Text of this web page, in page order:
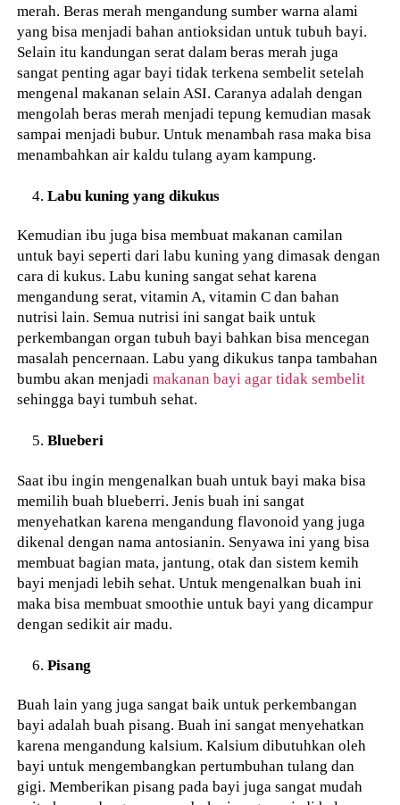
merah. Beras merah mengandung sumber warna alami
yang bisa menjadi bahan antioksidan untuk tubuh bayi.
Selain itu kandungan serat dalam beras merah juga
sangat penting agar bayi tidak terkena sembelit setelah
mengenal makanan selain ASI. Caranya adalah dengan
mengolah beras merah menjadi tepung kemudian masak
sampai menjadi bubur. Untuk menambah rasa maka bisa
menambahkan air kaldu tulang ayam kampung.
Labu kuning yang dikukus
Kemudian ibu juga bisa membuat makanan camilan
untuk bayi seperti dari labu kuning yang dimasak dengan
cara di kukus. Labu kuning sangat sehat karena
mengandung serat, vitamin A, vitamin C dan bahan
nutrisi lain. Semua nutrisi ini sangat baik untuk
perkembangan organ tubuh bayi bahkan bisa mencegan
masalah pencernaan. Labu yang dikukus tanpa tambahan
bumbu akan menjadimakanan bayi agar tidak sembelit
sehingga bayi tumbuh sehat.
Blueberi
Saat ibu ingin mengenalkan buah untuk bayi maka bisa
memilih buah blueberri. Jenis buah ini sangat
menyehatkan karena mengandung flavonoid yang juga
dikenal dengan nama antosianin. Senyawa ini yang bisa
membuat bagian mata, jantung, otak dan sistem kemih
bayi menjadi lebih sehat. Untuk mengenalkan buah ini
maka bisa membuat smoothie untuk bayi yang dicampur
dengan sedikit air madu.
Pisang
Buah lain yang juga sangat baik untuk perkembangan
bayi adalah buah pisang. Buah ini sangat menyehatkan
karena mengandung kalsium. Kalsium dibutuhkan oleh
bayi untuk mengembangkan pertumbuhan tulang dan
gigi. Memberikan pisang pada bayi juga sangat mudah